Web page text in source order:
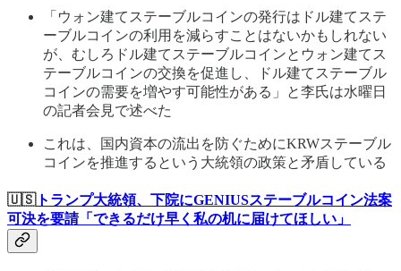
「ウォン建てステーブルコインの発行はドル建てステ
ーブルコインの利用を減らすことはないかもしれない
が、むしろドル建てステーブルコインとウォン建てス
テーブルコインの交換を促進し、ドル建てステーブル
コインの需要を増やす可能性がある」と李氏は水曜日
の記者会見で述べた
これは、国内資本の流出を防ぐためにKRWステーブル
コインを推進するという大統領の政策と矛盾している
🇺🇸トランプ大統領、下院にGENIUSステーブルコイン法案
可決を要請「できるだけ早く私の机に届けてほしい」